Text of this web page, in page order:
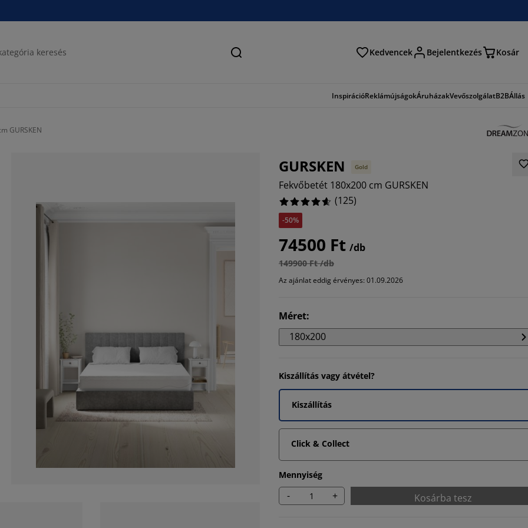
Keresés Kedvencek Bejelentkezés Kosár
InspirációReklámújságokÁruházakVevőszolgálatB2BÁllás
GURSKEN
GURSKEN Gold
Fekvőbetét 180x200 cm GURSKEN
(125)
-50%
74500 Ft /db
149900 Ft /db
Az ajánlat eddig érvényes: 01.09.2026
Méret:
180x200
Kiszállítás vagy átvétel?
Kiszállítás
Click & Collect
Mennyiség
- + Kosárba tesz
5.6000000000000005%